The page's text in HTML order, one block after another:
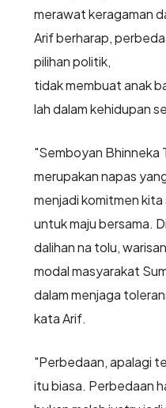
merawat keragaman
Arif berharap,
pilihan politik,
tidak membuat anak
lah dalam kehidupan
"Semboyan Bhinneka
merupakan napas
menjadi komitmen kita
untuk maju bersama.
dalihan na tolu,
modal masyarakat
dalam menjaga
kata Arif.
"Perbedaan, apalagi
itu biasa. Perbedaan